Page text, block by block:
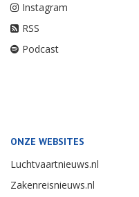
Instagram
RSS
Podcast
ONZE WEBSITES
Luchtvaartnieuws.nl
Zakenreisnieuws.nl